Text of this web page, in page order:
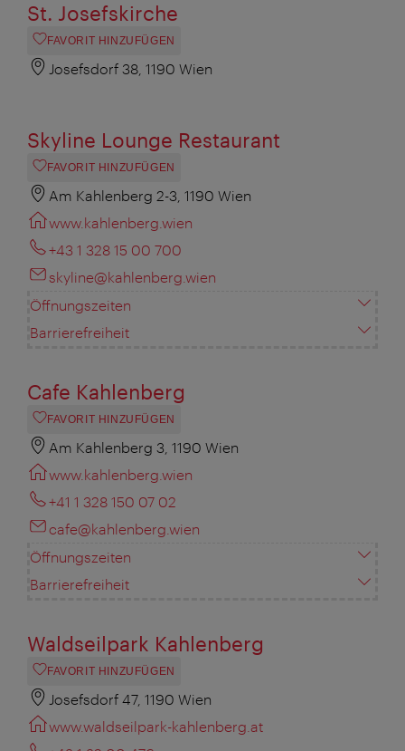
St. Josefskirche
FAVORIT HINZUFÜGEN
Josefsdorf 38, 1190 Wien
Skyline Lounge Restaurant
FAVORIT HINZUFÜGEN
Am Kahlenberg 2-3, 1190 Wien
www.kahlenberg.wien
+43 1 328 15 00 700
skyline@kahlenberg.wien
Öffnungszeiten
Barrierefreiheit
Cafe Kahlenberg
FAVORIT HINZUFÜGEN
Am Kahlenberg 3, 1190 Wien
www.kahlenberg.wien
+41 1 328 150 07 02
cafe@kahlenberg.wien
Öffnungszeiten
Barrierefreiheit
Waldseilpark Kahlenberg
FAVORIT HINZUFÜGEN
Josefsdorf 47, 1190 Wien
www.waldseilpark-kahlenberg.at